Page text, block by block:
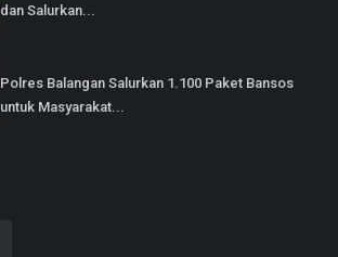
dan Salurkan...
Polres Balangan Salurkan 1.100 Paket Bansos
untuk Masyarakat...